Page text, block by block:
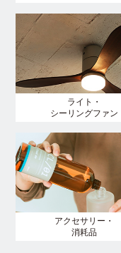
ライト・
シーリングファン
アクセサリー・
消耗品